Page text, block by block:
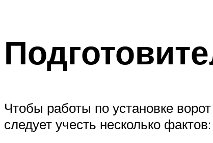
Чтобы работы по установке
следует учесть несколько фактов: